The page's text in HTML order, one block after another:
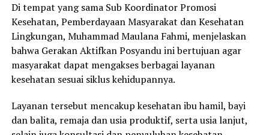
Di tempat yang sama Sub Koordinator Promosi
Kesehatan, Pemberdayaan Masyarakat dan Kesehatan
Lingkungan, Muhammad Maulana Fahmi, menjelaskan
bahwa Gerakan Aktifkan Posyandu ini bertujuan agar
masyarakat dapat mengakses berbagai layanan
kesehatan sesuai siklus kehidupannya.
Layanan tersebut mencakup kesehatan ibu hamil, bayi
dan balita, remaja dan usia produktif, serta usia lanjut,